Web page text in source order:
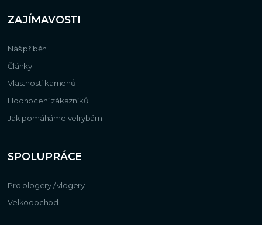
ZAJÍMAVOSTI
Náš příběh
Články
Vlastnosti kamenů
Hodnocení zákazníků
Jak pomáháme velrybám
SPOLUPRÁCE
Pro blogery / vlogery
Velkoobchod